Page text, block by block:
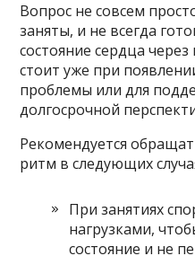
Вопрос не совсем
заняты, и не всегда
состояние сердца
стоит уже при
проблемы или для
долгосрочной
Рекомендуется
ритм в следующих
При занятиях
нагрузками,
состояние и не